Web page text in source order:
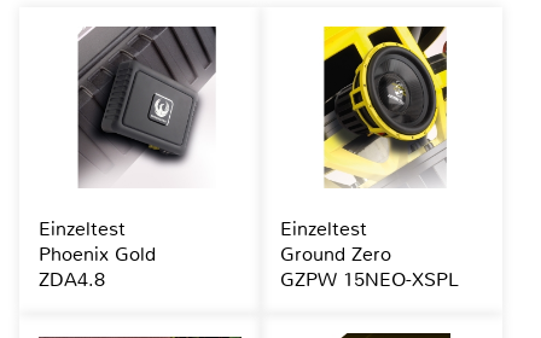
Einzeltest
Phoenix Gold
ZDA4.8
Einzeltest
Ground Zero
GZPW 15NEO-XSPL